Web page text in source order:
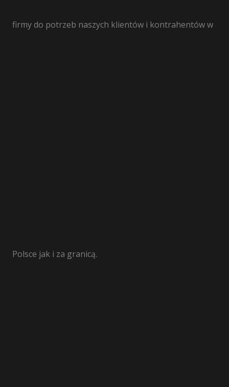
firmy do potrzeb naszych klientów i kontrahentów w
Polsce jak i za granicą.